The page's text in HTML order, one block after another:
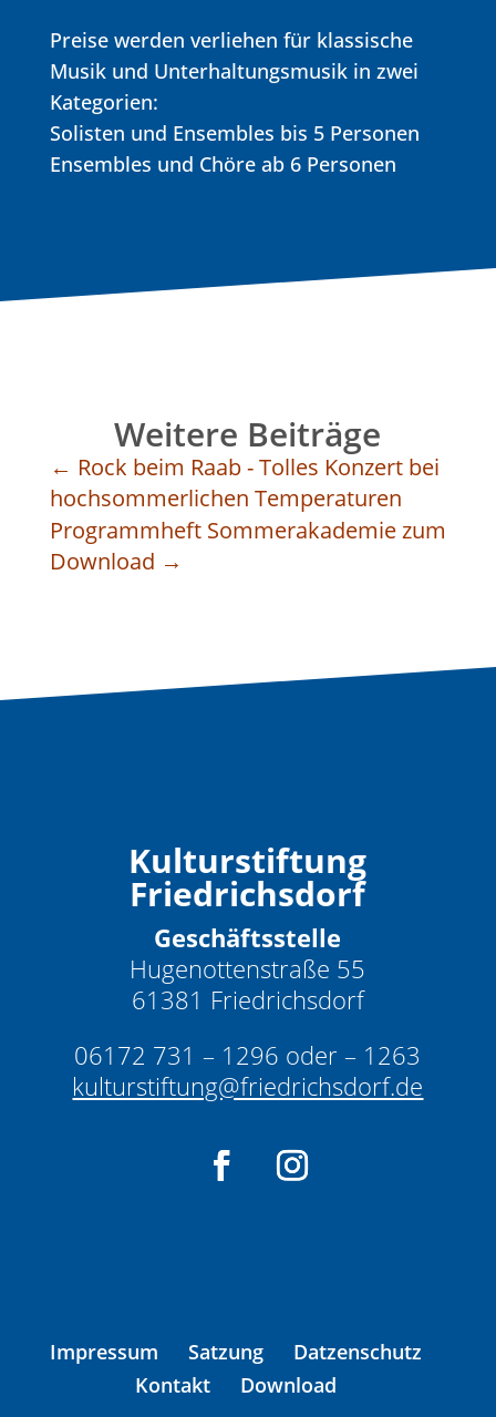
Preise werden verliehen für klassische
Musik und Unterhaltungsmusik in zwei
Kategorien:
Solisten und Ensembles bis 5 Personen
Ensembles und Chöre ab 6 Personen
Weitere Beiträge
← Rock beim Raab - Tolles Konzert bei
hochsommerlichen Temperaturen
Programmheft Sommerakademie zum
Download →
Kulturstiftung
Friedrichsdorf
Geschäftsstelle
Hugenottenstraße 55
61381 Friedrichsdorf
06172 731 – 1296 oder – 1263
kulturstiftung@friedrichsdorf.de
Impressum Satzung
Datzenschutz
Kontakt
Download